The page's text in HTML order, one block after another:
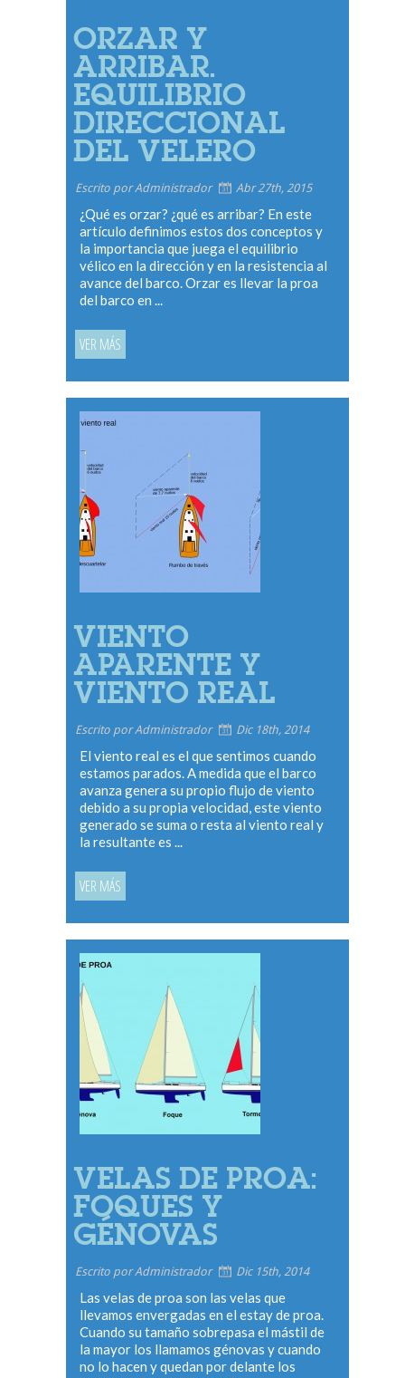
ORZAR Y
ARRIBAR.
EQUILIBRIO
DIRECCIONAL
DEL VELERO
Escrito por Administrador Abr 27th, 2015
¿Qué es orzar? ¿qué es arribar? En este
artículo definimos estos dos conceptos y
la importancia que juega el equilibrio
vélico en la dirección y en la resistencia al
avance del barco. Orzar es llevar la proa
del barco en ...
VER MÁS
VIENTO
APARENTE Y
VIENTO REAL
Escrito por Administrador Dic 18th, 2014
El viento real es el que sentimos cuando
estamos parados. A medida que el barco
avanza genera su propio flujo de viento
debido a su propia velocidad, este viento
generado se suma o resta al viento real y
la resultante es ...
VER MÁS
VELAS DE PROA:
FOQUES Y
GÉNOVAS
Escrito por Administrador Dic 15th, 2014
Las velas de proa son las velas que
llevamos envergadas en el estay de proa.
Cuando su tamaño sobrepasa el mástil de
la mayor los llamamos génovas y cuando
no lo hacen y quedan por delante los